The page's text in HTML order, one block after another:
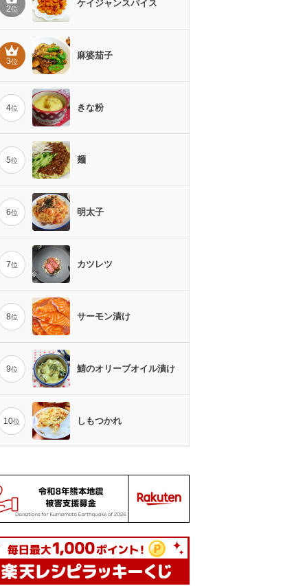
2位
ケイジャンスパイス
3位
麻婆茄子
4位 きな粉
5位 麺
6位 明太子
7位 カツレツ
8位 サーモン漬け
9位 鯖のオリーブオイル漬け
10位 しもつかれ